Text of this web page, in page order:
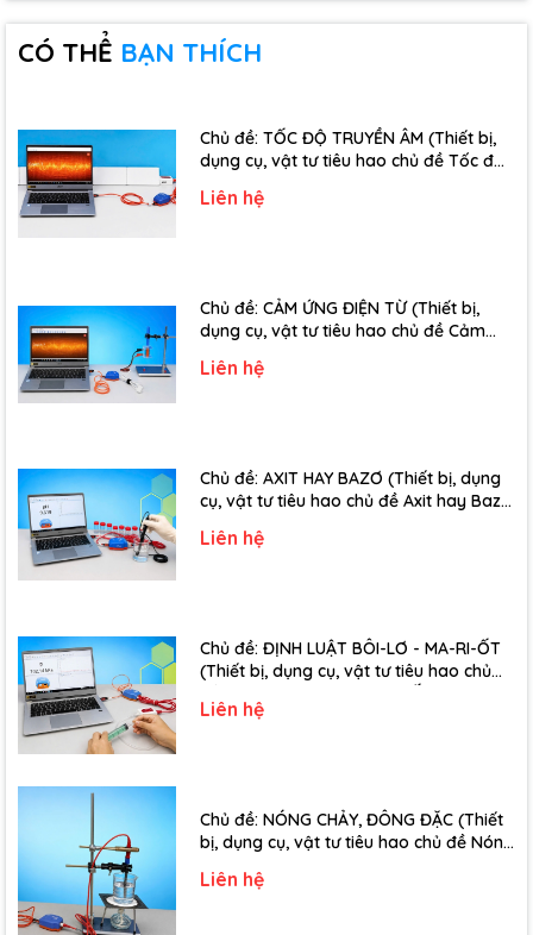
CÓ THỂ BẠN THÍCH
Chủ đề: TỐC ĐỘ TRUYỀN ÂM (Thiết bị,
dụng cụ, vật tư tiêu hao chủ đề Tốc độ
Liên hệ
Chủ đề: CẢM ỨNG ĐIỆN TỪ (Thiết bị,
dụng cụ, vật tư tiêu hao chủ đề Cảm
Liên hệ
Chủ đề: AXIT HAY BAZƠ (Thiết bị, dụng
cụ, vật tư tiêu hao chủ đề Axit hay Bazơ
Liên hệ
Chủ đề: ĐỊNH LUẬT BÔI-LƠ - MA-RI-ỐT
(Thiết bị, dụng cụ, vật tư tiêu hao chủ
Liên hệ
Chủ đề: NÓNG CHẢY, ĐÔNG ĐẶC (Thiết
bị, dụng cụ, vật tư tiêu hao chủ đề Nóng
Liên hệ